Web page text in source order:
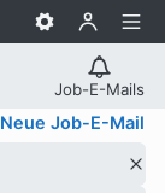
Job-E-Mails
Neue Job-E-Mail